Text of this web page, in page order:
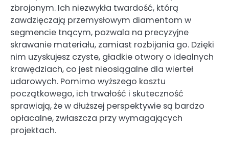
zbrojonym. Ich niezwykła twardość, którą
zawdzięczają przemysłowym diamentom w
segmencie tnącym, pozwala na precyzyjne
skrawanie materiału, zamiast rozbijania go. Dzięki
nim uzyskujesz czyste, gładkie otwory o idealnych
krawędziach, co jest nieosiągalne dla wierteł
udarowych. Pomimo wyższego kosztu
początkowego, ich trwałość i skuteczność
sprawiają, że w dłuższej perspektywie są bardzo
opłacalne, zwłaszcza przy wymagających
projektach.